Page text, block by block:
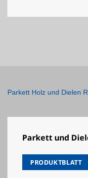
Parkett Holz und Dielen
Parkett und
PRODUKTBLATT